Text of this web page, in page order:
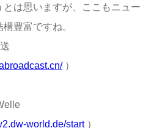
とは思いますが、ここもニュー
豊富ですね。
）
world.de/start）